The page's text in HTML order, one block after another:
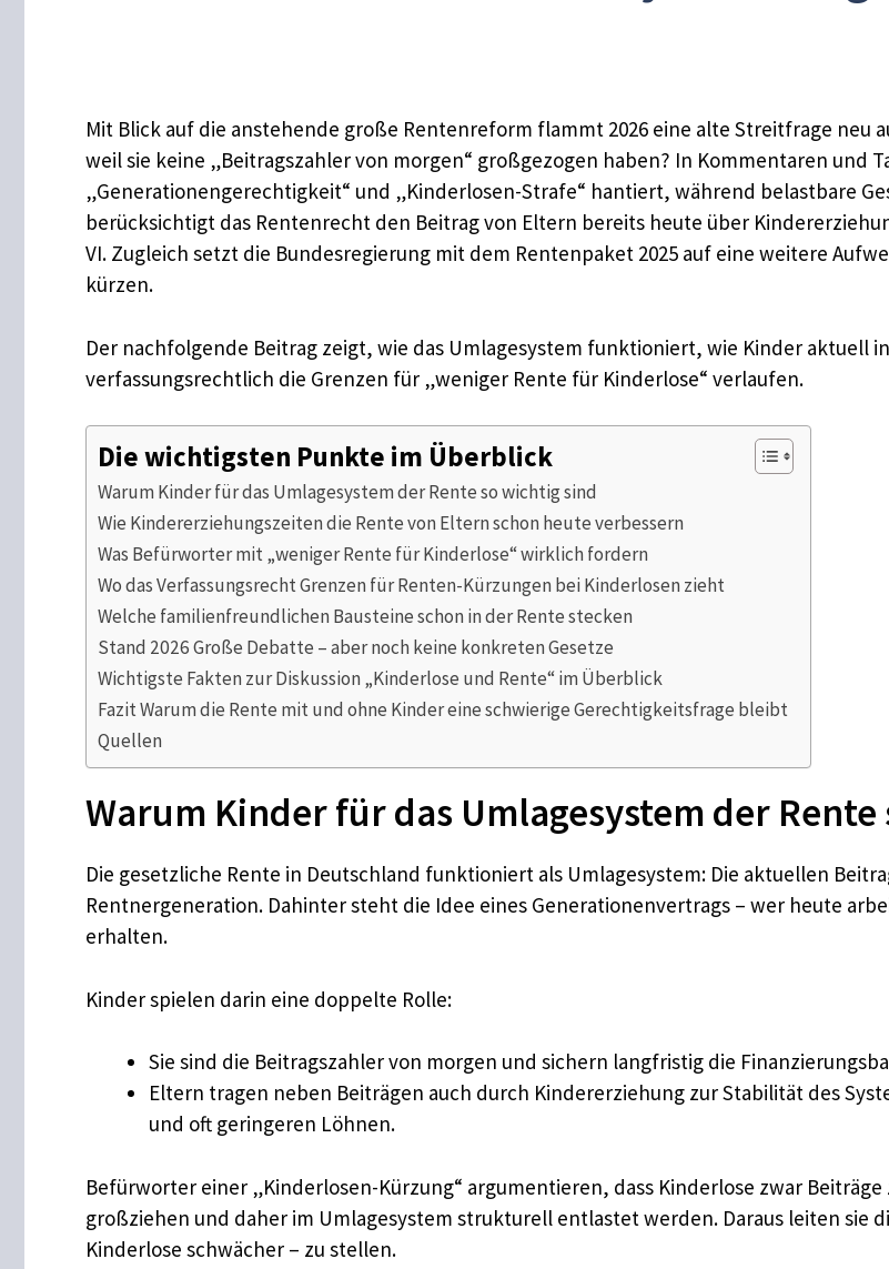
Mit Blick auf die anstehende große Rentenreform flammt 2026 eine alte Streitfrage neu
weil sie keine „Beitragszahler von morgen“ großgezogen haben? In Kommentaren und
„Generationengerechtigkeit“ und „Kinderlosen-Strafe“ hantiert, während belastbare
berücksichtigt das Rentenrecht den Beitrag von Eltern bereits heute über
VI. Zugleich setzt die Bundesregierung mit dem Rentenpaket 2025 auf eine weitere
kürzen.
Der nachfolgende Beitrag zeigt, wie das Umlagesystem funktioniert, wie Kinder aktuell
verfassungsrechtlich die Grenzen für „weniger Rente für Kinderlose“ verlaufen.
Die wichtigsten Punkte im Überblick
Warum Kinder für das Umlagesystem der Rente so wichtig sind
Wie Kindererziehungszeiten die Rente von Eltern schon heute verbessern
Was Befürworter mit „weniger Rente für Kinderlose“ wirklich fordern
Wo das Verfassungsrecht Grenzen für Renten-Kürzungen bei Kinderlosen zieht
Welche familienfreundlichen Bausteine schon in der Rente stecken
Stand 2026 Große Debatte – aber noch keine konkreten Gesetze
Wichtigste Fakten zur Diskussion „Kinderlose und Rente“ im Überblick
Fazit Warum die Rente mit und ohne Kinder eine schwierige Gerechtigkeitsfrage bleibt
Quellen
Warum Kinder für das Umlagesystem der
Die gesetzliche Rente in Deutschland funktioniert als Umlagesystem: Die aktuellen
Rentnergeneration. Dahinter steht die Idee eines Generationenvertrags – wer heute
erhalten.
Kinder spielen darin eine doppelte Rolle:
Sie sind die Beitragszahler von morgen und sichern langfristig die
Eltern tragen neben Beiträgen auch durch Kindererziehung zur Stabilität des
und oft geringeren Löhnen.
Befürworter einer „Kinderlosen-Kürzung“ argumentieren, dass Kinderlose zwar
großziehen und daher im Umlagesystem strukturell entlastet werden. Daraus leiten sie
Kinderlose schwächer – zu stellen.